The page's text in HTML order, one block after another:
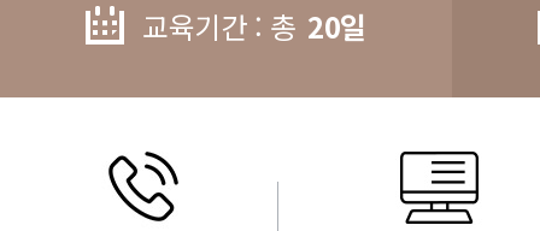
교육기간 : 총 20일